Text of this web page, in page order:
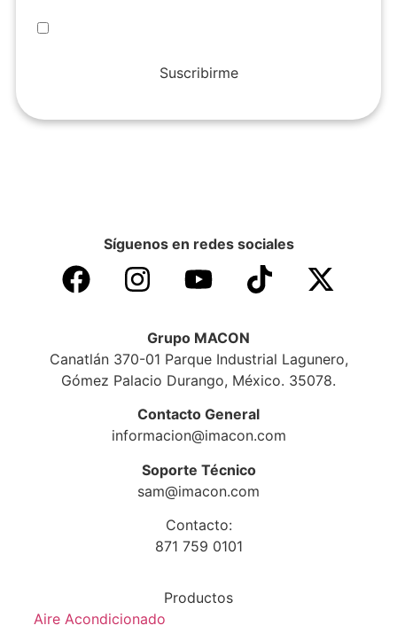
Suscribirme
Síguenos en redes sociales
Grupo MACON
Canatlán 370-01 Parque Industrial Lagunero,
Gómez Palacio Durango, México. 35078.
Contacto General
informacion@imacon.com
Soporte Técnico
sam@imacon.com
Contacto:
871 759 0101
Productos
Aire Acondicionado